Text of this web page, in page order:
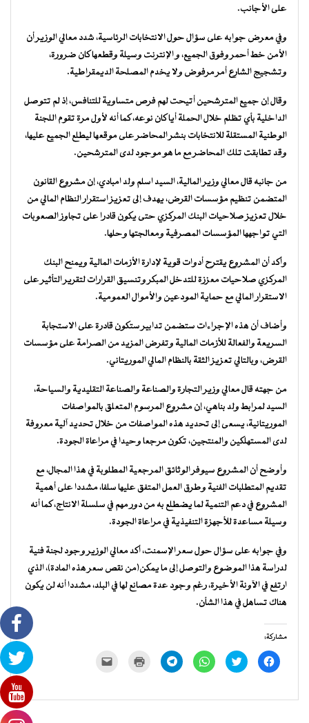
على الأجانب.
وفي معرض جوابه على سؤال حول الانتخابات الرئاسية، شدد معالي الوزير أن
الأمن خط أحمر وفوق الجميع، و الإنترنت وسيلة وقطعها كان ضرورة،
وتشجيج الشارع أمر مرفوض ولا يخدم المصلحة الديمقراطية.
وقال إن جميع المترشحين أتيحت لهم فرص متساوية للتنافس، إذ لم تتوصل
الداخلية بأي تظلم خلال الحملة أيا كان نوعه، كما أنه لأول مرة تقوم اللجنة
الوطنية المستقلة للانتخابات بنشر المحاضر على موقعها ليطلع الجميع عليها،
وقد تطابقت تلك المحاضر مع ما هو موجود لدى المترشحين.
من جانبه قال معالي وزير المالية، السيد اسلم ولد امبادي، إن مشروع القانون
المتضمن تنظيم مؤسسات القرض، يهدف إلى تعزيز استقرار النظام المالي من
خلال تعزيز صلاحيات البنك المركزي حتى يكون قادرا على تجاوز الصعوبات
التي تواجهها المؤسسات المصرفية ومعالجتها وحلها.
وأكد أن المشروع يقترح أدوات قوية لإدارة الأزمات المالية ويمنح البنك
المركزي صلاحيات معززة للتدخل المبكر وتنسيق القرارات لتقرير التأثير على
الاستقرار المالي مع حماية المودعين والأموال العمومية.
وأضاف أن هذه الإجراءات ستضمن تدابير ستكون قادرة على الاستجابة
السريعة والفعالة للأزمات المالية وتفرض المزيد من الصرامة على مؤسسات
القرض، وبالتالي تعزيز الثقة بالنظام المالي الموريتاني.
من جهته قال معالي وزير التجارة والصناعة والصناعة التقليدية والسياحة،
السيد لمرابط ولد بناهي، إن مشروع المرسوم المتعلق بالمواصفات
الموريتانية، يسعى إلى تحديد هذه المواصفات من خلال تحديد آلية معروفة
لدى المستهلكين والمنتجين، تكون مرجعا وحيدا في مراعاة الجودة.
وأوضح أن المشروع سيوفر الوثائق المرجعية المطلوبة في هذا المجال، مع
تقديم المتطلبات الفنية وطرق العمل المتفق عليها سلفا، مشددا على أهمية
المشروع في دعم التنمية لما يضطلع به من دور مهم في سلسلة الانتاج، كما أنه
وسيلة مساعدة للأجهزة التنفيذية في مراعاة الجودة.
وفي جوابه على سؤال حول سعر الإسمنت، أكد معالي الوزير وجود لجنة فنية
لدراسة هذا الموضوع والتوصل إلى ما يمكن(من نقص سعر هذه المادة)، الذي
ارتفع في الآونة الأخيرة، رغم وجود عدة مصانع لها في البلد، مشددا أنه لن يكون
هناك تساهل في هذا الشأن.
مشاركة:
انقر
للمشاركة
في
اضغط
للمشاركة
في
انقر
للمشاركة
في
انقر
للمشاركة
في
للطباعة
جديدة) الإلكتروني